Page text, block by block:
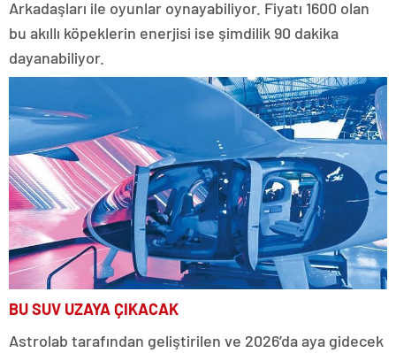
Arkadaşları ile oyunlar oynayabiliyor. Fiyatı 1600 olan
bu akıllı köpeklerin enerjisi ise şimdilik 90 dakika
dayanabiliyor.
BU SUV UZAYA ÇIKACAK
Astrolab tarafından geliştirilen ve 2026’da aya gidecek